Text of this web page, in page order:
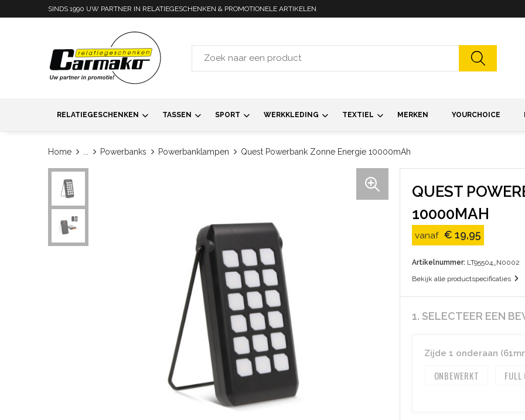
SINDS 1990 UW PARTNER IN RELATIEGESCHENKEN & PROMOTIONELE ARTIKELEN
RELATIEGESCHENKEN TASSEN SPORT WERKKLEDING TEXTIEL MERKEN YOURCHOICE
Home Powerbanks Powerbanklampen Quest Powerbank Zonne Energie 10000mAh
QUEST
10000MAH
vanaf € 19,95
Artikelnummer: LT95504_N0002
Bekijk alle productspecificaties
1. SELECTEER EEN
Zijde 1 onderaan
ONBEWERKT FULL